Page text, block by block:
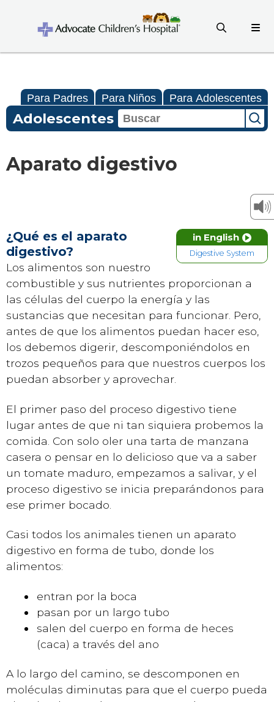
Para Padres Para Niños Para Adolescentes
Adolescentes
Aparato digestivo
in English
Digestive System
¿Qué es el aparato
digestivo?
Los alimentos son nuestro
combustible y sus nutrientes proporcionan a
las células del cuerpo la energía y las
sustancias que necesitan para funcionar. Pero,
antes de que los alimentos puedan hacer eso,
los debemos digerir, descomponiéndolos en
trozos pequeños para que nuestros cuerpos los
puedan absorber y aprovechar.
El primer paso del proceso digestivo tiene
lugar antes de que ni tan siquiera probemos la
comida. Con solo oler una tarta de manzana
casera o pensar en lo delicioso que va a saber
un tomate maduro, empezamos a salivar, y el
proceso digestivo se inicia preparándonos para
ese primer bocado.
Casi todos los animales tienen un aparato
digestivo en forma de tubo, donde los
alimentos:
entran por la boca
pasan por un largo tubo
salen del cuerpo en forma de heces
(caca) a través del ano
A lo largo del camino, se descomponen en
moléculas diminutas para que el cuerpo pueda